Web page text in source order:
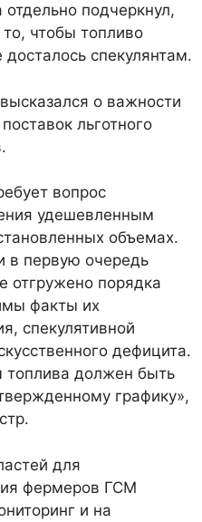
отдельно подчеркнул,
чтобы топливо
спекулянтам.
о важности
льготного
вопрос
удешевленным
объемах.
в первую очередь
отгружено порядка
факты их
спекулятивной
дефицита.
должен быть
графику»,
для
фермеров ГСМ
и на